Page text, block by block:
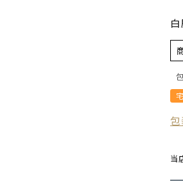
包
当